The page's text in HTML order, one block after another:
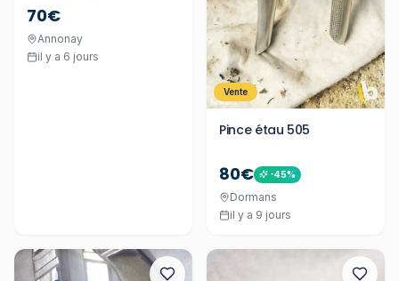
70€
Annonay
il y a 6 jours
Vente
Pince étau 505
80€ -45%
Dormans
il y a 9 jours